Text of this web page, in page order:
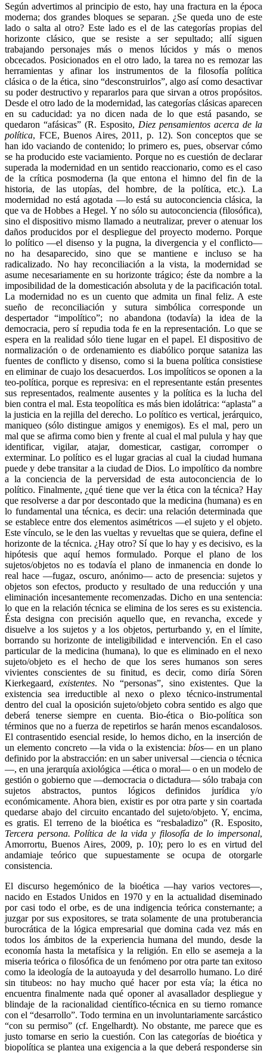
Según advertimos al principio de esto, hay una fractura en la época
moderna; dos grandes bloques se separan. ¿Se queda uno de este
lado o salta al otro? Este lado es el de las categorías propias del
horizonte clásico, que se resiste a ser sepultado; allí siguen
trabajando personajes más o menos lúcidos y más o menos
obcecados. Posicionados en el otro lado, la tarea no es remozar las
herramientas y afinar los instrumentos de la filosofía política
clásica o de la ética, sino “desconstruirlos”, algo así como desactivar
su poder destructivo y repararlos para que sirvan a otros propósitos.
Desde el otro lado de la modernidad, las categorías clásicas aparecen
en su caducidad: ya no dicen nada de lo que está pasando, se
quedaron “afásicas” (R. Esposito, Diez pensamientos acerca de la
política, FCE, Buenos Aires, 2011, p. 12). Son conceptos que se
han ido vaciando de contenido; lo primero es, pues, observar cómo
se ha producido este vaciamiento. Porque no es cuestión de declarar
superada la modernidad en un sentido reaccionario, como es el caso
de la crítica posmoderna (la que entona el himno del fin de la
historia, de las utopías, del hombre, de la política, etc.). La
modernidad no está agotada —lo está su autoconciencia clásica, la
que va de Hobbes a Hegel. Y no sólo su autoconciencia (filosófica),
sino el dispositivo mismo llamado a neutralizar, prever o atenuar los
daños producidos por el despliegue del proyecto moderno. Porque
lo político —el disenso y la pugna, la divergencia y el conflicto—
no ha desaparecido, sino que se mantiene e incluso se ha
radicalizado. No hay reconciliación a la vista, la modernidad se
asume necesariamente en su horizonte trágico; éste da nombre a la
imposibilidad de la domesticación absoluta y de la pacificación total.
La modernidad no es un cuento que admita un final feliz. A este
sueño de reconciliación y sutura simbólica corresponde un
despertador “impolítico”; no abandona (todavía) la idea de la
democracia, pero sí repudia toda fe en la representación. Lo que se
espera en la realidad sólo tiene lugar en el papel. El dispositivo de
normalización o de ordenamiento es diabólico porque sataniza las
fuentes de conflicto y disenso, como si la buena política consistiese
en eliminar de cuajo los desacuerdos. Los impolíticos se oponen a la
teo-política, porque es represiva: en el representante están presentes
sus representados, realmente ausentes y la política es la lucha del
bien contra el mal. Esta teopolítica es más bien idolátrica: “aplasta” a
la justicia en la rejilla del derecho. Lo político es vertical, jerárquico,
maniqueo (sólo distingue amigos y enemigos). Es el mal, pero un
mal que se afirma como bien y frente al cual el mal pulula y hay que
identificar, vigilar, atajar, domesticar, castigar, corromper o
exterminar. Lo político es el lugar gracias al cual la ciudad humana
puede y debe transitar a la ciudad de Dios. Lo impolítico da nombre
a la conciencia de la perversidad de esta autoconciencia de lo
político. Finalmente, ¿qué tiene que ver la ética con la técnica? Hay
que resolverse a dar por descontado que la medicina (humana) es en
lo fundamental una técnica, es decir: una relación determinada que
se establece entre dos elementos asimétricos —el sujeto y el objeto.
Este vínculo, se le den las vueltas y revueltas que se quiera, define el
horizonte de la técnica. ¿Hay otro? Sí que lo hay y es decisivo, es la
hipótesis que aquí hemos formulado. Porque el plano de los
sujetos/objetos no es todavía el plano de inmanencia en donde lo
real hace —fugaz, oscuro, anónimo— acto de presencia: sujetos y
objetos son efectos, producto y resultado de una reducción y una
eliminación incesantemente recomenzadas. Dicho en una sentencia:
lo que en la relación técnica se elimina de los seres es su existencia.
Ésta designa con precisión aquello que, en revancha, excede y
disuelve a los sujetos y a los objetos, perturbando y, en el límite,
borrando su horizonte de inteligibilidad e intervención. En el caso
particular de la medicina (humana), lo que es eliminado en el nexo
sujeto/objeto es el hecho de que los seres humanos son seres
vivientes conscientes de su finitud, es decir, como diría Sören
Kierkegaard,existentes. No “personas”, sino existentes. Que la
existencia sea irreductible al nexo o plexo técnico-instrumental
dentro del cual la oposición sujeto/objeto cobra sentido es algo que
deberá tenerse siempre en cuenta. Bio-ética o Bio-política son
términos que no a fuerza de repetirlos se harán menos escandalosos.
El contrasentido esencial reside, lo hemos dicho, en la inserción de
un elemento concreto —la vida o la existencia:bíos— en un plano
definido por la abstracción: en un saber universal —ciencia o técnica
—, en una jerarquía axiológica —ética o moral— o en un modelo de
gestión o gobierno que —democracia o dictadura— sólo trabaja con
sujetos abstractos, puntos lógicos definidos jurídica y/o
económicamente. Ahora bien, existir es por otra parte y sin coartada
quedarse abajo del circuito encantado del sujeto/objeto. Y, encima,
es gratis. El terreno de la bioética es “resbaladizo” (R. Esposito,
Tercera persona. Política de la vida y filosofía de lo impersonal,
Amorrortu, Buenos Aires, 2009, p. 10); pero lo es en virtud del
andamiaje teórico que supuestamente se ocupa de otorgarle
consistencia.
El discurso hegemónico de la bioética —hay varios vectores—,
nacido en Estados Unidos en 1970 y en la actualidad diseminado
por casi todo el orbe, es de una indigencia teórica consternante; a
juzgar por sus expositores, se trata solamente de una protuberancia
burocrática de la lógica empresarial que domina cada vez más en
todos los ámbitos de la experiencia humana del mundo, desde la
economía hasta la metafísica y la religión. En ello se asemeja a la
miseria teórica o filosófica de un fenómeno por otra parte tan exitoso
como la ideología de la autoayuda y del desarrollo humano. Lo diré
sin titubeos: no hay mucho qué hacer por esta vía; la ética no
encuentra finalmente nada qué oponer al avasallador despliegue y
blindaje de la racionalidad científico-técnica en su tierno romance
con el “desarrollo”. Todo termina en un involuntariamente sarcástico
“con su permiso” (cf. Engelhardt). No obstante, me parece que es
justo tomarse en serio la cuestión. Con las categorías de bioética y
biopolítica se plantea una exigencia a la que deberá responderse sin